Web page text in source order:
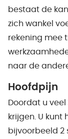
bestaat de
zich wankel
rekening mee
naar de
Hoofdpijn
Doordat u
krijgen. U kunt
bijvoorbeeld 2